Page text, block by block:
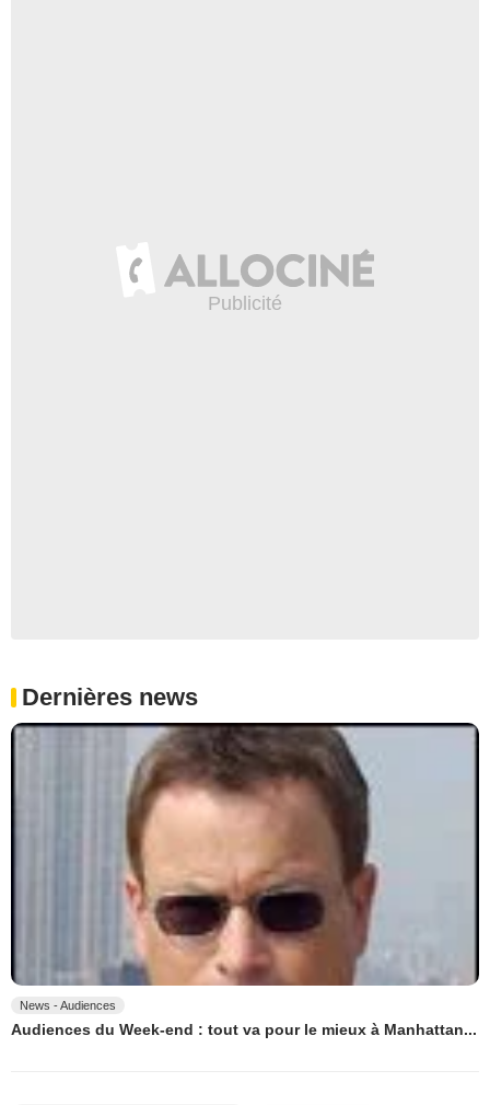
Dernières news
News - Audiences
Audiences du Week-end : tout va pour le mieux à Manhattan...